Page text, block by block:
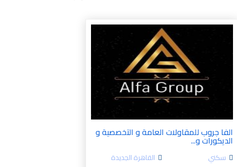
الفا جروب للمقاولات العامة و التخصصية و
الديكورات و...
سكني القاهرة الجديدة